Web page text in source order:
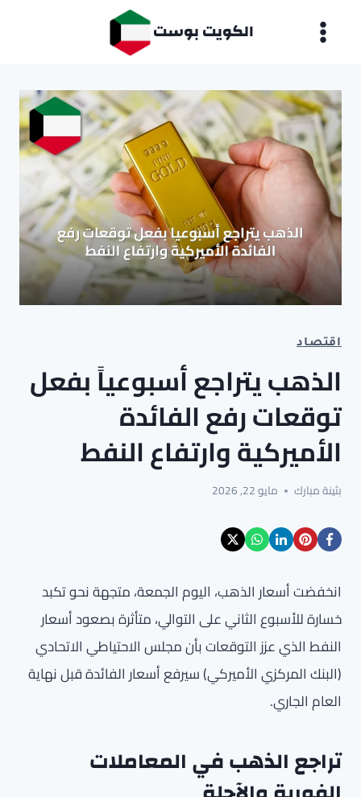
الكويت بوست
اقتصاد
الذهب يتراجع أسبوعياً بفعل
توقعات رفع الفائدة
الأميركية وارتفاع النفط
بثينة مبارك مايو 22, 2026
انخفضت أسعار الذهب، اليوم الجمعة، متجهة نحو تكبد
خسارة للأسبوع الثاني على التوالي، متأثرة بصعود أسعار
النفط الذي عزز التوقعات بأن مجلس الاحتياطي الاتحادي
(البنك المركزي الأميركي) سيرفع أسعار الفائدة قبل نهاية
العام الجاري.
تراجع الذهب في المعاملات